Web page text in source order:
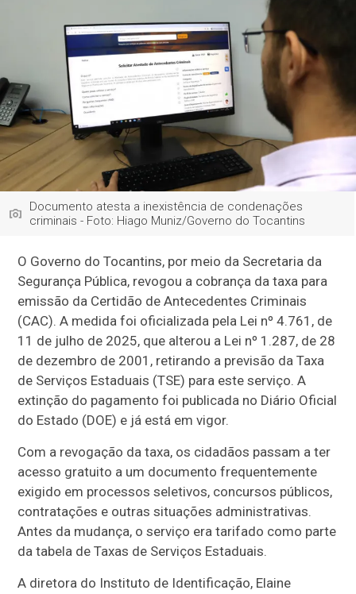
Documento atesta a inexistência de condenações
criminais - Foto: Hiago Muniz/Governo do Tocantins
O Governo do Tocantins, por meio da Secretaria da
Segurança Pública, revogou a cobrança da taxa para
emissão da Certidão de Antecedentes Criminais
(CAC). A medida foi oficializada pela Lei nº 4.761, de
11 de julho de 2025, que alterou a Lei nº 1.287, de 28
de dezembro de 2001, retirando a previsão da Taxa
de Serviços Estaduais (TSE) para este serviço. A
extinção do pagamento foi publicada no Diário Oficial
do Estado (DOE) e já está em vigor.
Com a revogação da taxa, os cidadãos passam a ter
acesso gratuito a um documento frequentemente
exigido em processos seletivos, concursos públicos,
contratações e outras situações administrativas.
Antes da mudança, o serviço era tarifado como parte
da tabela de Taxas de Serviços Estaduais.
A diretora do Instituto de Identificação, Elaine